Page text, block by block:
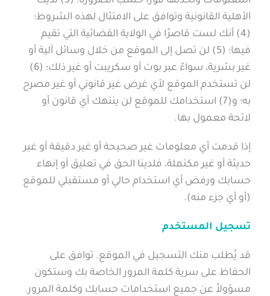
الأهلية القانونية وتوافق على الامتثال لهذه الشروط؛
(4) أنك لست قاصرًا في الولاية القضائية التي تقيم
فيها؛ (5) لن تصل إلى الموقع من خلال وسائل آلية أو
غير بشرية، سواءً عبر بوت أو سكريبت أو غير ذلك؛ (6)
لن تستخدم الموقع لأي غرض غير قانوني أو غير مصرح
به؛ و(7) استخدامك للموقع لن ينتهك أي قانون أو
لائحة معمول بها.
إذا قدمت أي معلومات غير صحيحة أو غير دقيقة أو غير
حديثة أو غير مكتملة، فلدينا الحق في تعليق أو إنهاء
حسابك ورفض أي استخدام حالي أو مستقبلي للموقع
(أو أي جزء منه).
تسجيل المستخدم
قد يُطلب منك التسجيل في الموقع. توافق على
الحفاظ على سرية كلمة المرور الخاصة بك وستكون
مسؤولاً عن جميع استخدامات حسابك وكلمة المرور.